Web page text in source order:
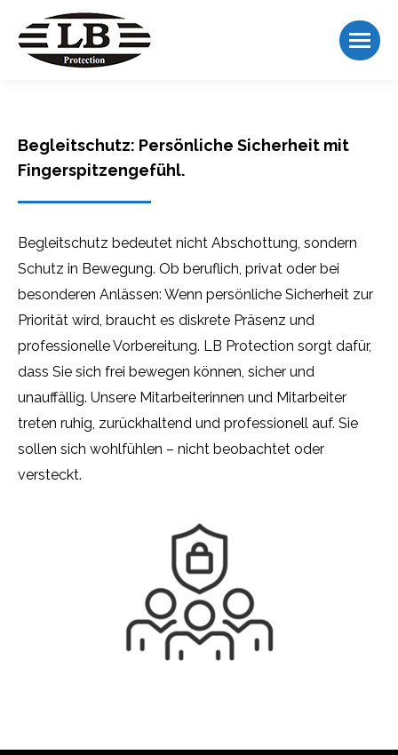
Begleitschutz: Persönliche Sicherheit mit
Fingerspitzengefühl.
Begleitschutz bedeutet nicht Abschottung, sondern
Schutz in Bewegung. Ob beruflich, privat oder bei
besonderen Anlässen: Wenn persönliche Sicherheit zur
Priorität wird, braucht es diskrete Präsenz und
professionelle Vorbereitung. LB Protection sorgt dafür,
dass Sie sich frei bewegen können, sicher und
unauffällig. Unsere Mitarbeiterinnen und Mitarbeiter
treten ruhig, zurückhaltend und professionell auf. Sie
sollen sich wohlfühlen – nicht beobachtet oder
versteckt.